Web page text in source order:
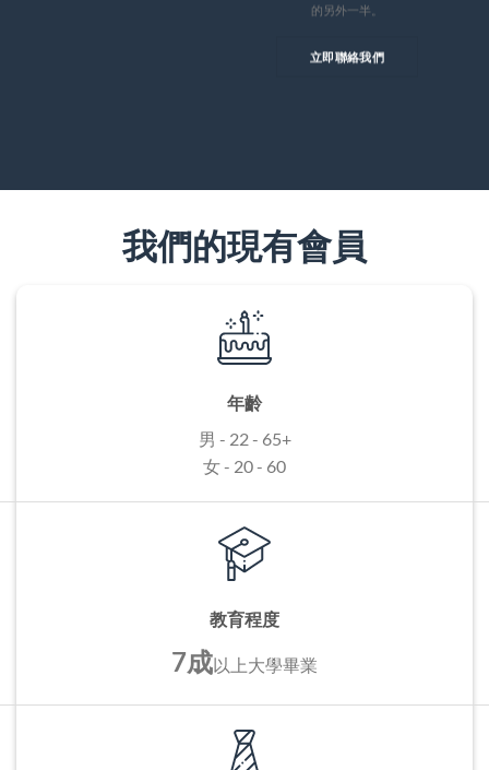
的另外一半。
立即聯絡我們
我們的現有會員
年齡
男 - 22 - 65+
女 - 20 - 60
教育程度
7成以上大學畢業